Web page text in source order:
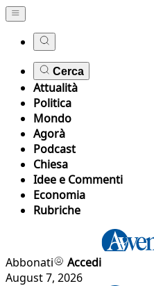
Cerca
Attualità
Politica
Mondo
Agorà
Podcast
Chiesa
Idee e Commenti
Economia
Rubriche
Abbonati
Accedi
August 7, 2026